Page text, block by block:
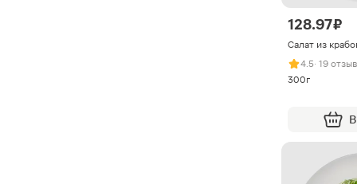
128.97 ₽
Салат из
4.5· 19
300г